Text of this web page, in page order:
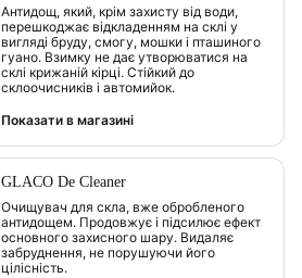
Антидощ, який, крім захисту від води,
перешкоджає відкладенням на склі у
вигляді бруду, смогу, мошки і пташиного
гуано. Взимку не дає утворюватися на
склі крижаній кірці. Стійкий до
склоочисників і автомийок.
Показати в магазині
GLACO De Cleaner
Очищувач для скла, вже обробленого
антидощем. Продовжує і підсилює ефект
основного захисного шару. Видаляє
забруднення, не порушуючи його
цілісність.